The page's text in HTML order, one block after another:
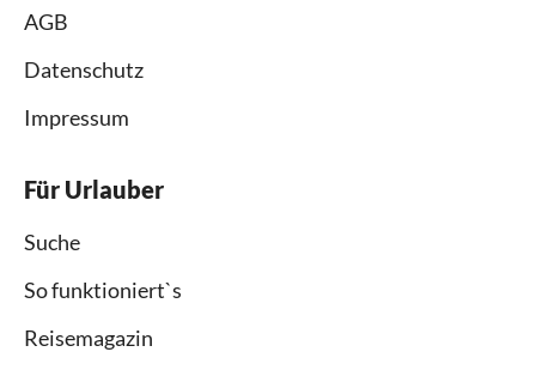
AGB
Datenschutz
Impressum
Für Urlauber
Suche
So funktioniert`s
Reisemagazin